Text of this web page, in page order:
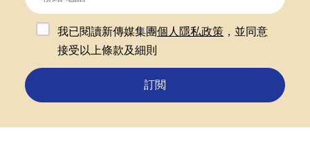
我已閱讀新傳媒集團個人隱私政策 ，並同意
接受以上條款及細則
訂閲